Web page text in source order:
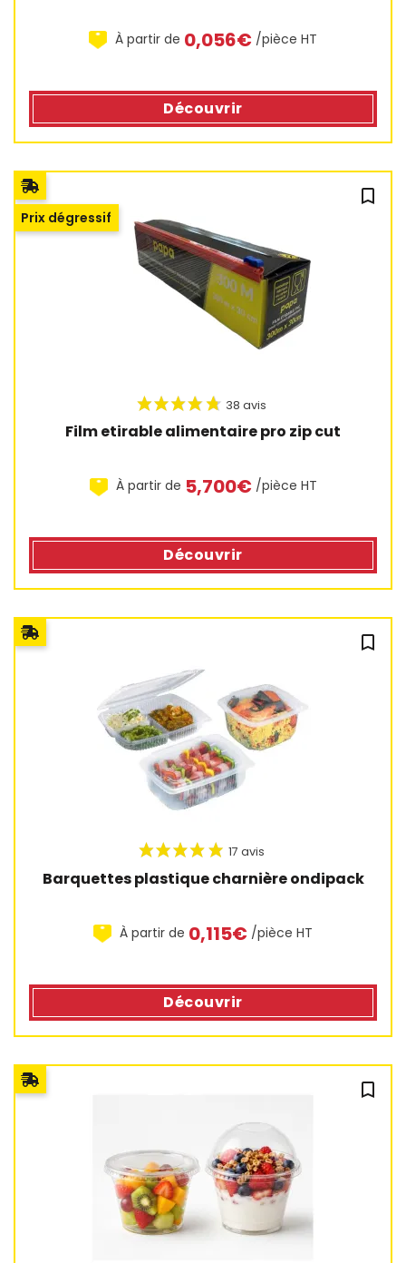
8 avis
À partir de 0,056€ /pièce HT
Découvrir
bookmark_outline
Film etirable alimentaire pro zip cut
À partir de 5,700€ /pièce HT
Prix dégressif
Découvrir
bookmark_outline
Barquettes plastique charnière ondipack
À partir de 0,115€ /pièce HT
Découvrir
bookmark_outline